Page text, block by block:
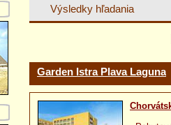
Výsledky hľadania
Garden Istra Plava Laguna